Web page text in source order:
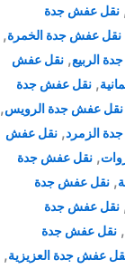
نقل عفش جدة
نقل عفش جدة الخمرة,
الربيع, نقل عفش
, نقل عفش جدة
نقل عفش جدة الرويس,
الزمرد, نقل عفش
, نقل عفش جدة
, نقل عفش جدة
نقل عفش جدة
, نقل عفش جدة
عفش جدة العزيزية,